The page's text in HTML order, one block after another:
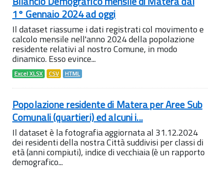
1° Gennaio 2024 ad oggi
Il dataset riassume i dati registrati col movimento e
calcolo mensile nell'anno 2024 della popolazione
residente relativi al nostro Comune, in modo
dinamico. Esso evince...
Excel XLSX CSV HTML
Popolazione residente di Matera per Aree Sub
Comunali (quartieri) ed alcuni i...
Il dataset è la fotografia aggiornata al 31.12.2024
dei residenti della nostra Città suddivisi per classi di
età (anni compiuti), indice di vecchiaia (è un rapporto
demografico...